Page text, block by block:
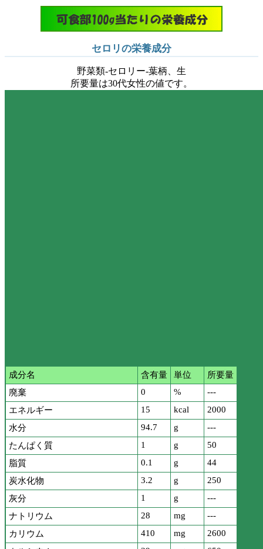
セロリの栄養成分
野菜類-セロリー-葉柄、生
所要量は30代女性の値です。
成分名 含有量 単位
所要量
廃棄
0 %
---
エネルギー
15 kcal
2000
水分
94.7 g
---
たんぱく質
1 g
50
脂質
0.1 g
44
炭水化物
3.2 g
250
灰分
1 g
---
ナトリウム
28 mg
---
カリウム
410 mg
2600